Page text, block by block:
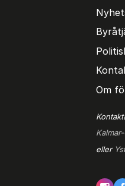
Om
eller